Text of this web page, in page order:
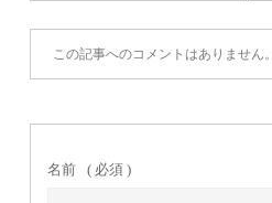
この記事へのコメントはありません。
名前 ( 必須 )